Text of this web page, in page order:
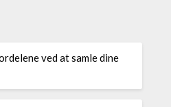
ved at samle dine